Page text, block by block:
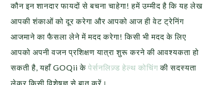
कौन इन शानदार फायदों से बचना चाहेगा! हमें उम्मीद है कि यह लेख
आपकी शंकाओं को दूर करेगा और आपको आज ही वेट ट्रेनिंग
आजमाने का फैसला लेने में मदद करेगा! किसी भी मदद के लिए
आपको अपनी वजन प्रशिक्षण यात्रा शुरू करने की आवश्यकता हो
सकती है, यहाँ GOQii केपेर्सनलिज़्ड हेल्थ कोचिंगकी सदस्यता
लेकर किसी विशेषज्ञ से बात करें।